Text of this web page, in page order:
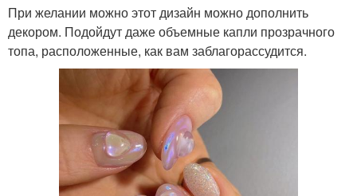
При желании можно этот дизайн можно дополнить
декором. Подойдут даже объемные капли прозрачного
топа, расположенные, как вам заблагорассудится.